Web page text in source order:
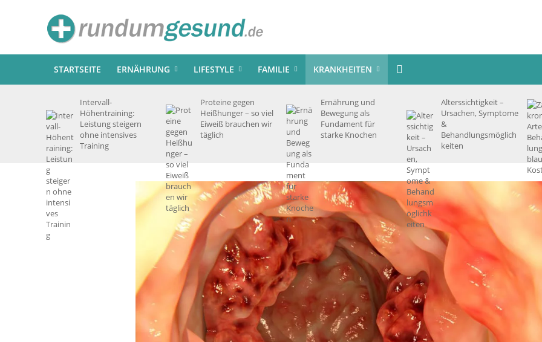
STARTSEITE ERNÄHRUNG LIFESTYLE FAMILIE KRANKHEITEN
Intervall-
Höhentraining:
Leistung steigern
ohne intensives
Training
Proteine gegen
Heißhunger – so viel
Eiweiß brauchen wir
täglich
Ernährung und
Bewegung als
Fundament für
starke Knochen
Alterssichtigkeit –
Ursachen, Symptome
&
Behandlungsmöglich
keiten